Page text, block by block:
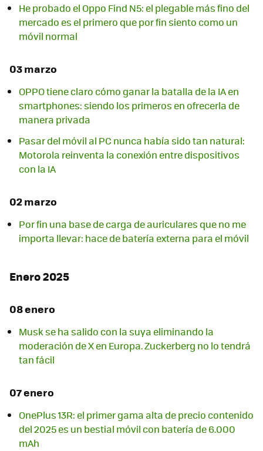
He probado el Oppo Find N5: el plegable más fino del
mercado es el primero que por fin siento como un
móvil normal
03 marzo
OPPO tiene claro cómo ganar la batalla de la IA en
smartphones: siendo los primeros en ofrecerla de
manera privada
Pasar del móvil al PC nunca había sido tan natural:
Motorola reinventa la conexión entre dispositivos
con la IA
02 marzo
Por fin una base de carga de auriculares que no me
importa llevar: hace de batería externa para el móvil
Enero 2025
08 enero
Musk se ha salido con la suya eliminando la
moderación de X en Europa. Zuckerberg no lo tendrá
tan fácil
07 enero
OnePlus 13R: el primer gama alta de precio contenido
del 2025 es un bestial móvil con batería de 6.000
mAh